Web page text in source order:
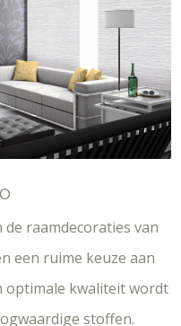
raamdecoraties van
een ruime keuze aan
optimale kwaliteit wordt
stoffen.